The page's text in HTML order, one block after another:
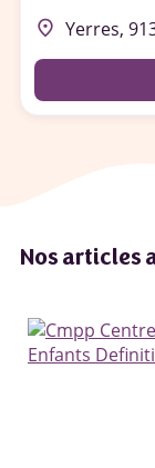
place Yerres,
Nos articles